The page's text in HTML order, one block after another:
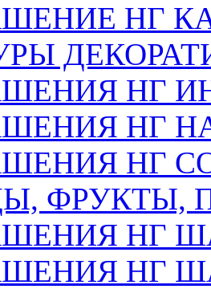
НГ
НГ
НГ
НГ
ФРУКТЫ,
НГ
НГ